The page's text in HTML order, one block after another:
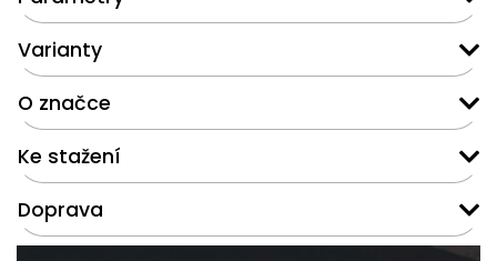
Varianty
O značce
Ke stažení
Doprava